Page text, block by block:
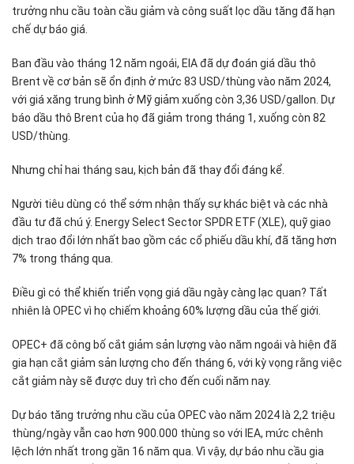
trưởng nhu cầu toàn cầu giảm và công suất lọc dầu tăng đã hạn
chế dự báo giá.
Ban đầu vào tháng 12 năm ngoái, EIA đã dự đoán giá dầu thô
Brent về cơ bản sẽ ổn định ở mức 83 USD/thùng vào năm 2024,
với giá xăng trung bình ở Mỹ giảm xuống còn 3,36 USD/gallon. Dự
báo dầu thô Brent của họ đã giảm trong tháng 1, xuống còn 82
USD/thùng.
Nhưng chỉ hai tháng sau, kịch bản đã thay đổi đáng kể.
Người tiêu dùng có thể sớm nhận thấy sự khác biệt và các nhà
đầu tư đã chú ý. Energy Select Sector SPDR ETF (XLE), quỹ giao
dịch trao đổi lớn nhất bao gồm các cổ phiếu dầu khí, đã tăng hơn
7% trong tháng qua.
Điều gì có thể khiến triển vọng giá dầu ngày càng lạc quan? Tất
nhiên là OPEC vì họ chiếm khoảng 60% lượng dầu của thế giới.
OPEC+ đã công bố cắt giảm sản lượng vào năm ngoái và hiện đã
gia hạn cắt giảm sản lượng cho đến tháng 6, với kỳ vọng rằng việc
cắt giảm này sẽ được duy trì cho đến cuối năm nay.
Dự báo tăng trưởng nhu cầu của OPEC vào năm 2024 là 2,2 triệu
thùng/ngày vẫn cao hơn 900.000 thùng so với IEA, mức chênh
lệch lớn nhất trong gần 16 năm qua. Vì vậy, dự báo nhu cầu gia